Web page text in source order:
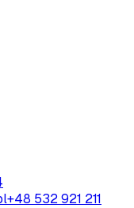
+48 532 921 211